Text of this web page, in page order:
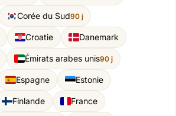
Corée du Sud90 j
Croatie Danemark
Émirats arabes unis90 j
Espagne Estonie
Finlande France